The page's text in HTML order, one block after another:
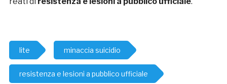
lite minaccia suicidio
resistenza e lesioni a pubblico ufficiale